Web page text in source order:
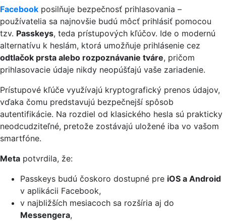
Facebook posilňuje bezpečnosť prihlasovania –
používatelia sa najnovšie budú môcť prihlásiť pomocou
tzv. Passkeys, teda prístupových kľúčov. Ide o modernú
alternatívu k heslám, ktorá umožňuje prihlásenie cez
odtlačok prsta alebo rozpoznávanie tváre, pričom
prihlasovacie údaje nikdy neopúšťajú vaše zariadenie.
Prístupové kľúče využívajú kryptografický prenos údajov,
vďaka čomu predstavujú bezpečnejší spôsob
autentifikácie. Na rozdiel od klasického hesla sú prakticky
neodcudziteľné, pretože zostávajú uložené iba vo vašom
smartfóne.
Meta potvrdila, že:
Passkeys budú čoskoro dostupné pre iOS a Android
v aplikácii Facebook,
v najbližších mesiacoch sa rozšíria aj do
Messengera,